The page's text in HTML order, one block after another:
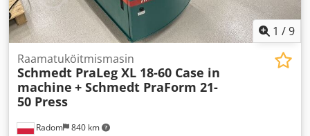
1 /9
Radom 840 km
Raamatuköitmismasin
Schmedt PraLeg XL 18-60 Case in
machine + Schmedt PraForm 21-
50 Press